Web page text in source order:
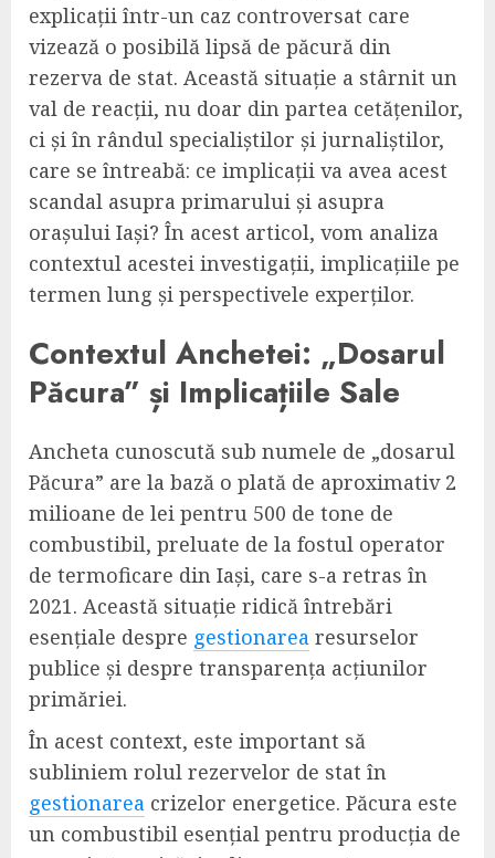
explicații într-un caz controversat care
vizează o posibilă lipsă de păcură din
rezerva de stat. Această situație a stârnit un
val de reacții, nu doar din partea cetățenilor,
ci și în rândul specialiștilor și jurnaliștilor,
care se întreabă: ce implicații va avea acest
scandal asupra primarului și asupra
orașului Iași? În acest articol, vom analiza
contextul acestei investigații, implicațiile pe
termen lung și perspectivele experților.
Contextul Anchetei: „Dosarul
Păcura” și Implicațiile Sale
Ancheta cunoscută sub numele de „dosarul
Păcura” are la bază o plată de aproximativ 2
milioane de lei pentru 500 de tone de
combustibil, preluate de la fostul operator
de termoficare din Iași, care s-a retras în
2021. Această situație ridică întrebări
esențiale despre gestionarea resurselor
publice și despre transparența acțiunilor
primăriei.
În acest context, este important să
subliniem rolul rezervelor de stat în
gestionarea crizelor energetice. Păcura este
un combustibil esențial pentru producția de